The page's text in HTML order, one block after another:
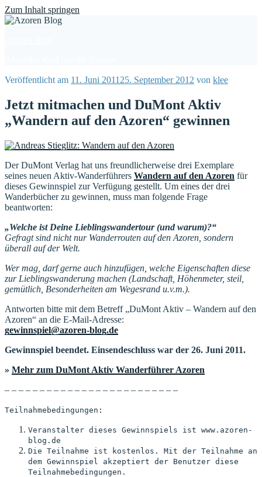
Zum Inhalt springen
Veröffentlicht am 11. Juni 2011 25. September 2012 von klee
Jetzt mitmachen und DuMont Aktiv
„Wandern auf den Azoren“ gewinnen
Der DuMont Verlag hat uns freundlicherweise drei Exemplare
seines neuen Aktiv-Wanderführers Wandern auf den Azoren für
dieses Gewinnspiel zur Verfügung gestellt. Um eines der drei
Wanderbücher zu gewinnen, muss man folgende Frage
beantworten:
„Welche ist Deine Lieblingswandertour (und warum)?“
Gefragt sind nicht nur Wanderrouten auf den Azoren, sondern
überall auf der Welt.
Wer mag, darf gerne auch hinzufügen, welche Eigenschaften diese
zur Lieblingswanderung machen (Landschaft, Höhenmeter, steil,
gemütlich, Besonderheiten am Wegesrand u.v.m.).
Antworten bitte mit dem Betreff „DuMont Aktiv – Wandern auf den
Azoren“ an die E-Mail-Adresse:
gewinnspiel@azoren-blog.de
Gewinnspiel beendet. Einsendeschluss war der 26. Juni 2011.
» Mehr zum DuMont Aktiv Wanderführer Azoren
– – – – – – – – – – – – – – – – – – – – – – – – –
Teilnahmebedingungen:
Veranstalter dieses Gewinnspiels ist www.azoren-
blog.de
Die Teilnahme ist kostenlos. Mit der Teilnahme an
dem Gewinnspiel akzeptiert der Benutzer diese
Teilnahmebedingungen.